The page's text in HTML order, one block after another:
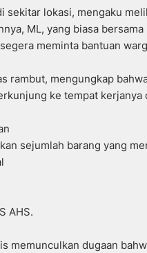
sekitar lokasi, mengaku
ML, yang biasa
meminta bantuan
rambut, mengungkap
ke tempat kerjanya
sejumlah barang yang
AHS.
memunculkan dugaan